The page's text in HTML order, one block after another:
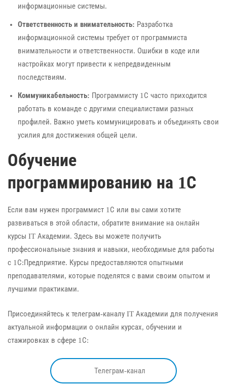
информационные системы.
Ответственность и внимательность: Разработка
информационной системы требует от программиста
внимательности и ответственности. Ошибки в коде или
настройках могут привести к непредвиденным
последствиям.
Коммуникабельность: Программисту 1С часто приходится
работать в команде с другими специалистами разных
профилей. Важно уметь коммуницировать и объединять свои
усилия для достижения общей цели.
Обучение
программированию на 1С
Если вам нужен программист 1С или вы сами хотите
развиваться в этой области, обратите внимание на онлайн
курсы IT Академии. Здесь вы можете получить
профессиональные знания и навыки, необходимые для работы
с 1С:Предприятие. Курсы предоставляются опытными
преподавателями, которые поделятся с вами своим опытом и
лучшими практиками.
Присоединяйтесь к телеграм-каналу IT Академии для получения
актуальной информации о онлайн курсах, обучении и
стажировках в сфере 1С:
Телеграм-канал